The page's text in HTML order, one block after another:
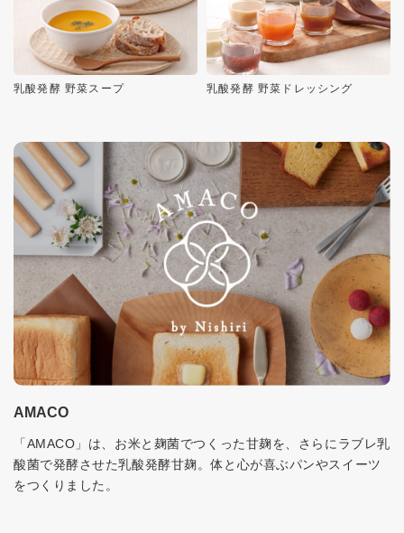
乳酸発酵 野菜スープ 乳酸発酵 野菜ドレッシング
AMACO
「AMACO」は、お米と麹菌でつくった甘麹を、さらにラブレ乳
酸菌で発酵させた乳酸発酵甘麹。体と心が喜ぶパンやスイーツ
をつくりました。